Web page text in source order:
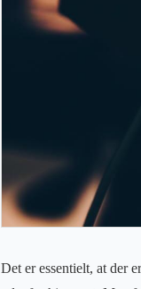
Det er essentielt, at der